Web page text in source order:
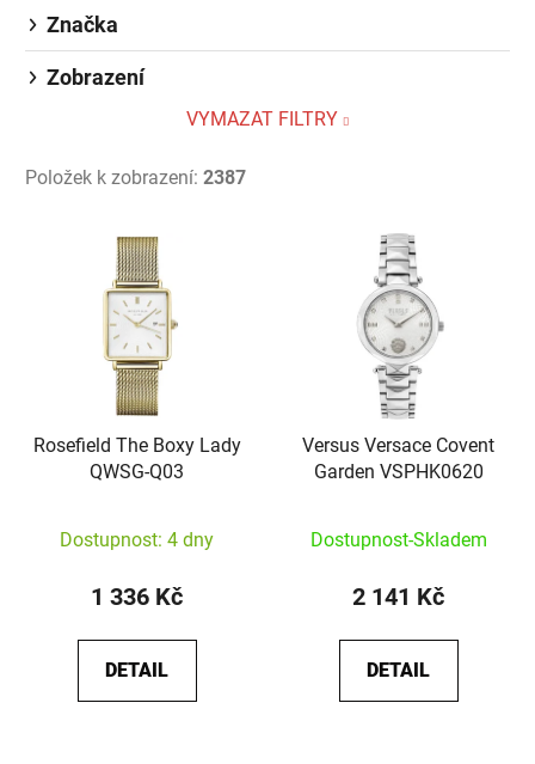
Značka
Zobrazení
VYMAZAT FILTRY
Položek k zobrazení: 2387
Výpis produktů
Rosefield The Boxy Lady
QWSG-Q03
Dostupnost: 4 dny
1 336 Kč
DETAIL
Versus Versace Covent
Garden VSPHK0620
Dostupnost-Skladem
2 141 Kč
DETAIL